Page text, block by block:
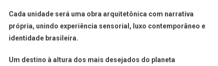
Cada unidade será uma obra arquitetônica com narrativa
própria, unindo experiência sensorial, luxo contemporâneo e
identidade brasileira.
Um destino à altura dos mais desejados do planeta